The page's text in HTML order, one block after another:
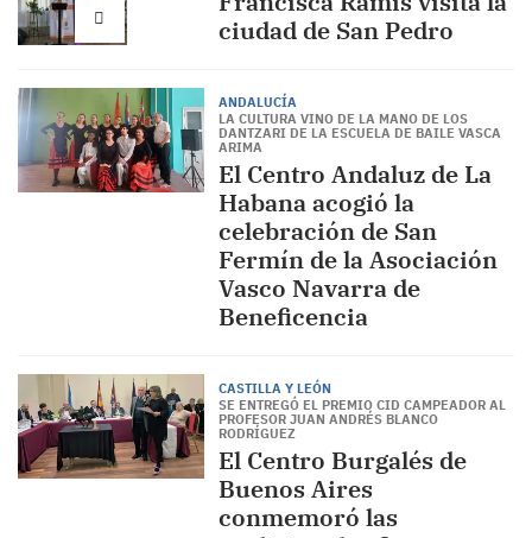
ciudad de San Pedro
ANDALUCÍA
LA CULTURA VINO DE LA MANO DE LOS
DANTZARI DE LA ESCUELA DE BAILE VASCA
ARIMA
El Centro Andaluz de La
Habana acogió la
celebración de San
Fermín de la Asociación
Vasco Navarra de
Beneficencia
CASTILLA Y LEÓN
SE ENTREGÓ EL PREMIO CID CAMPEADOR AL
PROFESOR JUAN ANDRÉS BLANCO
RODRÍGUEZ
El Centro Burgalés de
Buenos Aires
conmemoró las